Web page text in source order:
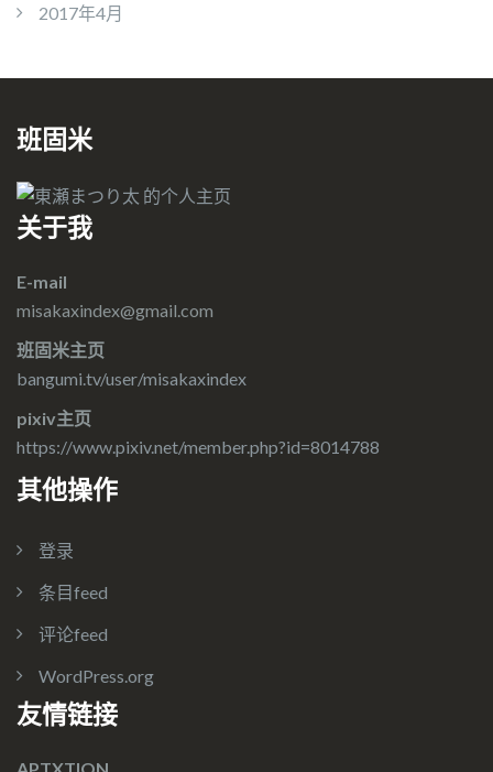
2017年4月
班固米
关于我
E-mail
misakaxindex@gmail.com
班固米主页
bangumi.tv/user/misakaxindex
pixiv主页
https://www.pixiv.net/member.php?id=8014788
其他操作
登录
条目feed
评论feed
WordPress.org
友情链接
APTXTION